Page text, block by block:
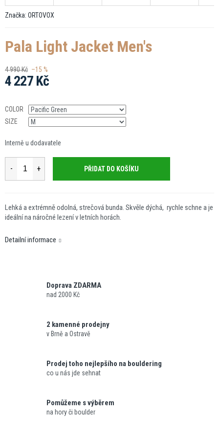
Značka: ORTOVOX
Pala Light Jacket Men's
4 990 Kč –15 %
4 227 Kč
cena:
COLOR
SIZE
Interně u dodavatele
PŘIDAT DO KOŠÍKU
Lehká a extrémně odolná, strečová bunda. Skvěle dýchá, rychle schne a je
ideální na náročné lezení v letních horách.
Detailní informace
Doprava ZDARMA
nad 2000 Kč
2 kamenné prodejny
v Brně a Ostravě
Prodej toho nejlepšího na bouldering
co u nás jde sehnat
Pomůžeme s výběrem
na hory či boulder